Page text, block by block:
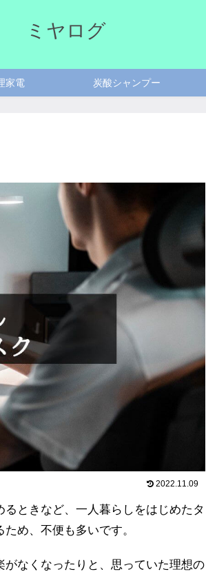
ミヤログ
家電 炭酸シャンプー
2022.11.09
ときなど、一人暮らしをはじめたタ
め、不便も多いです。
なくなったりと、思っていた理想の